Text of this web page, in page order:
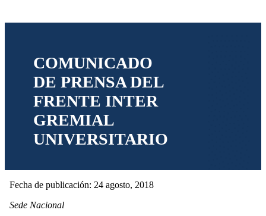
COMUNICADO
DE PRENSA DEL
FRENTE INTER
GREMIAL
UNIVERSITARIO
Fecha de publicación: 24 agosto, 2018
Sede Nacional